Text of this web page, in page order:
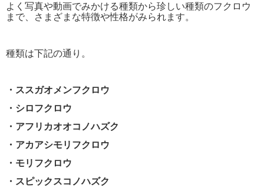
よく写真や動画でみかける種類から珍しい種類のフクロウ
まで、さまざまな特徴や性格がみられます。
種類は下記の通り。
・ススガオメンフクロウ
・シロフクロウ
・アフリカオオコノハズク
・アカアシモリフクロウ
・モリフクロウ
・スピックスコノハズク